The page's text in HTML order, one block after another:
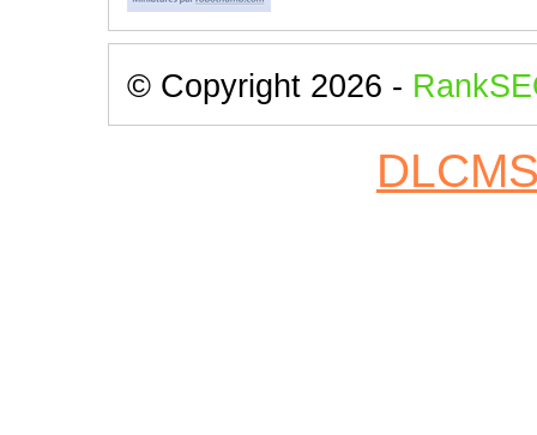
© Copyright 2026 -